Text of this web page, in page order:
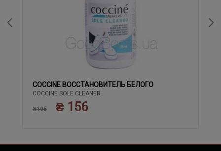
COCCINE ВОССТАНОВИТЕЛЬ БЕЛОГО
COCCINE SOLE CLEANER
₴195 ₴ 156